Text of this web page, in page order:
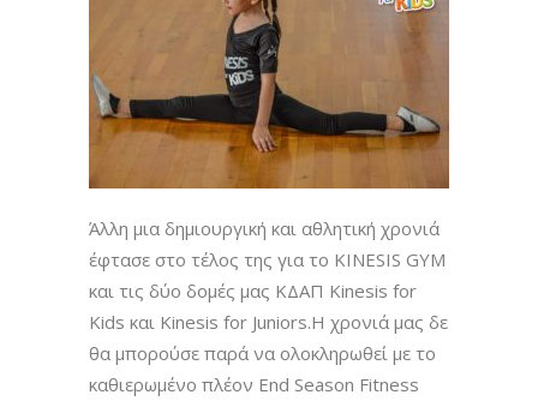
Άλλη μια δημιουργική και αθλητική χρονιά
έφτασε στο τέλος της για το KINESIS GYM
και τις δύο δομές μας ΚΔΑΠ Kinesis for
Kids και Kinesis for Juniors.Η χρονιά μας δε
θα μπορούσε παρά να ολοκληρωθεί με το
καθιερωμένο πλέον End Season Fitness